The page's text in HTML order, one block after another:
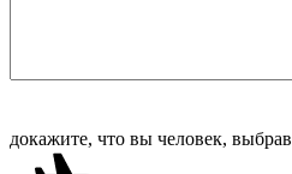
докажите, что вы человек, выбрав